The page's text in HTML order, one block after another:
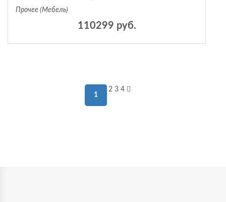
Прочее (Мебель)
110299 руб.
1
2 3 4